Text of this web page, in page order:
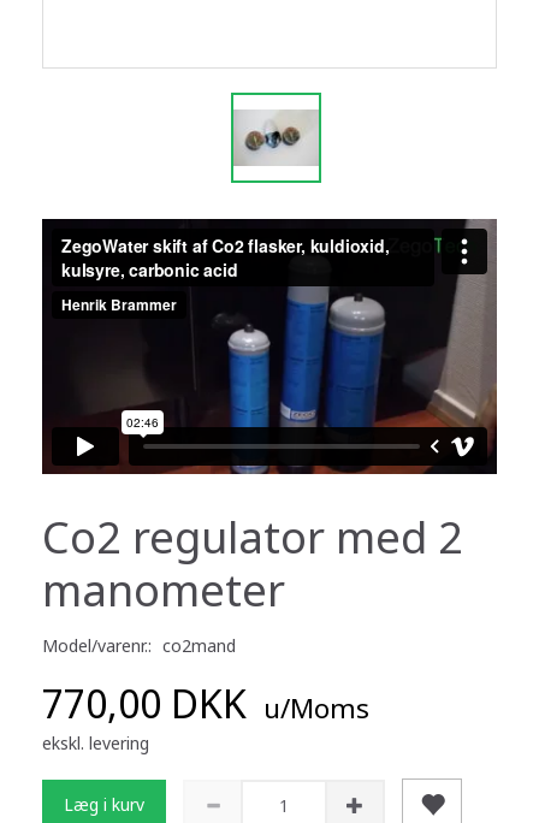
Co2 regulator med 2
manometer
Model/varenr.: co2mand
770,00 DKK u/Moms
ekskl. levering
Læg i kurv